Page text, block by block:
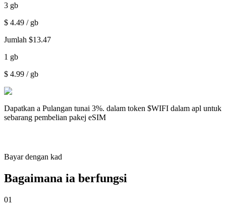
3 gb
$ 4.49 / gb
Jumlah $13.47
1 gb
$ 4.99 / gb
Dapatkan a Pulangan tunai 3%. dalam token $WIFI dalam apl untuk
sebarang pembelian pakej eSIM
Bayar dengan kad
Bagaimana ia berfungsi
01